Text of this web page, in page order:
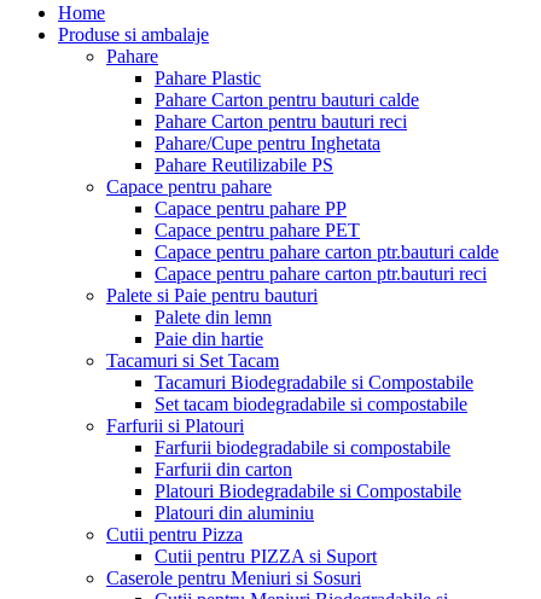
Home
Produse si ambalaje
Pahare
Pahare Plastic
Pahare Carton pentru bauturi calde
Pahare Carton pentru bauturi reci
Pahare/Cupe pentru Inghetata
Pahare Reutilizabile PS
Capace pentru pahare
Capace pentru pahare PP
Capace pentru pahare PET
Capace pentru pahare carton ptr.bauturi calde
Capace pentru pahare carton ptr.bauturi reci
Palete si Paie pentru bauturi
Palete din lemn
Paie din hartie
Tacamuri si Set Tacam
Tacamuri Biodegradabile si Compostabile
Set tacam biodegradabile si compostabile
Farfurii si Platouri
Farfurii biodegradabile si compostabile
Farfurii din carton
Platouri Biodegradabile si Compostabile
Platouri din aluminiu
Cutii pentru Pizza
Cutii pentru PIZZA si Suport
Caserole pentru Meniuri si Sosuri